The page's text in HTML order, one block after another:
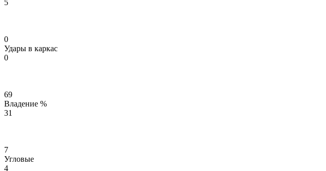
5
0
Удары в каркас
0
69
Владение %
31
7
Угловые
4